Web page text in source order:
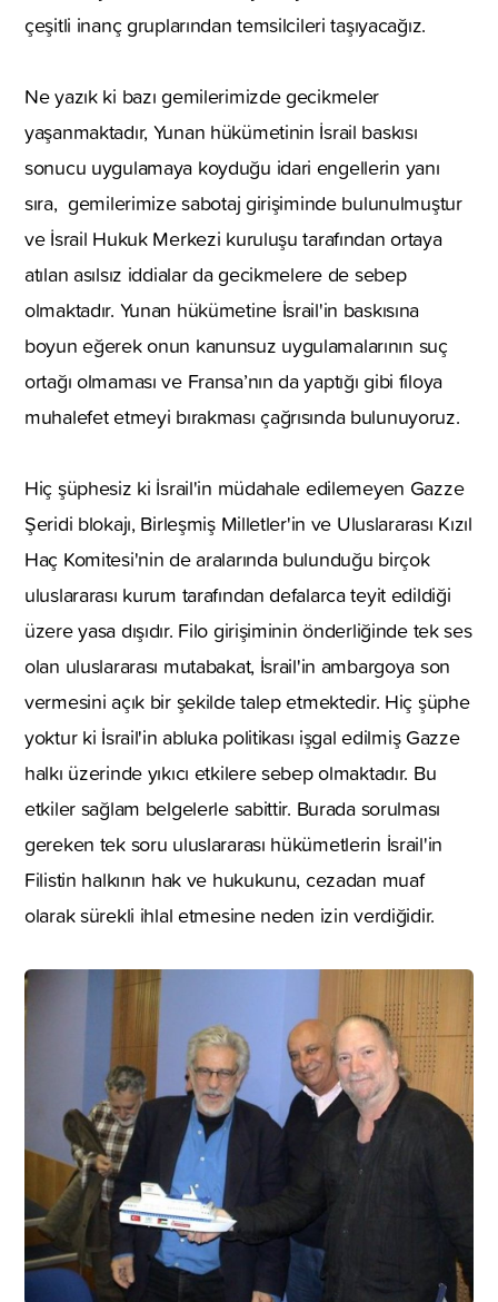
çeşitli inanç gruplarından temsilcileri taşıyacağız.
Ne yazık ki bazı gemilerimizde gecikmeler
yaşanmaktadır, Yunan hükümetinin İsrail baskısı
sonucu uygulamaya koyduğu idari engellerin yanı
sıra, gemilerimize sabotaj girişiminde bulunulmuştur
ve İsrail Hukuk Merkezi kuruluşu tarafından ortaya
atılan asılsız iddialar da gecikmelere de sebep
olmaktadır. Yunan hükümetine İsrail'in baskısına
boyun eğerek onun kanunsuz uygulamalarının suç
ortağı olmaması ve Fransa’nın da yaptığı gibi filoya
muhalefet etmeyi bırakması çağrısında bulunuyoruz.
Hiç şüphesiz ki İsrail'in müdahale edilemeyen Gazze
Şeridi blokajı, Birleşmiş Milletler'in ve Uluslararası Kızıl
Haç Komitesi'nin de aralarında bulunduğu birçok
uluslararası kurum tarafından defalarca teyit edildiği
üzere yasa dışıdır. Filo girişiminin önderliğinde tek ses
olan uluslararası mutabakat, İsrail'in ambargoya son
vermesini açık bir şekilde talep etmektedir. Hiç şüphe
yoktur ki İsrail'in abluka politikası işgal edilmiş Gazze
halkı üzerinde yıkıcı etkilere sebep olmaktadır. Bu
etkiler sağlam belgelerle sabittir. Burada sorulması
gereken tek soru uluslararası hükümetlerin İsrail'in
Filistin halkının hak ve hukukunu, cezadan muaf
olarak sürekli ihlal etmesine neden izin verdiğidir.